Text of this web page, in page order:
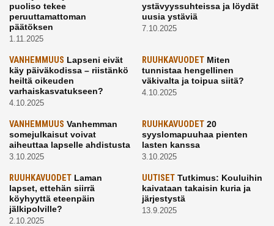
puoliso tekee
peruuttamattoman
päätöksen
1.11.2025
ystävyyssuhteissa ja löydät
uusia ystäviä
7.10.2025
VANHEMMUUS Lapseni eivät
käy päiväkodissa – riistänkö
heiltä oikeuden
varhaiskasvatukseen?
4.10.2025
RUUHKAVUODETMiten
tunnistaa hengellinen
väkivalta ja toipua siitä?
4.10.2025
VANHEMMUUS Vanhemman
somejulkaisut voivat
aiheuttaa lapselle ahdistusta
3.10.2025
RUUHKAVUODET20
syyslomapuuhaa pienten
lasten kanssa
3.10.2025
RUUHKAVUODET Laman
lapset, ettehän siirrä
köyhyyttä eteenpäin
jälkipolville?
2.10.2025
UUTISETTutkimus: Kouluihin
kaivataan takaisin kuria ja
järjestystä
13.9.2025